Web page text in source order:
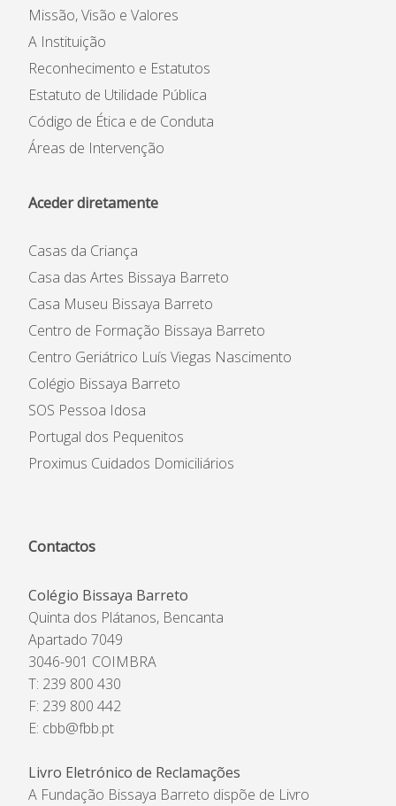
Missão, Visão e Valores
A Instituição
Reconhecimento e Estatutos
Estatuto de Utilidade Pública
Código de Ética e de Conduta
Áreas de Intervenção
Aceder diretamente
Casas da Criança
Casa das Artes Bissaya Barreto
Casa Museu Bissaya Barreto
Centro de Formação Bissaya Barreto
Centro Geriátrico Luís Viegas Nascimento
Colégio Bissaya Barreto
SOS Pessoa Idosa
Portugal dos Pequenitos
Proximus Cuidados Domiciliários
Contactos
Colégio Bissaya Barreto
Quinta dos Plátanos, Bencanta
Apartado 7049
3046-901 COIMBRA
T: 239 800 430
F: 239 800 442
E: cbb@fbb.pt
Livro Eletrónico de Reclamações
A Fundação Bissaya Barreto dispõe de Livro